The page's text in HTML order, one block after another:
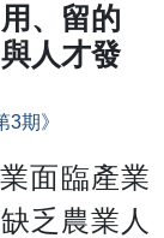
、留的
人才發
3期》
面臨產業
乏農業人